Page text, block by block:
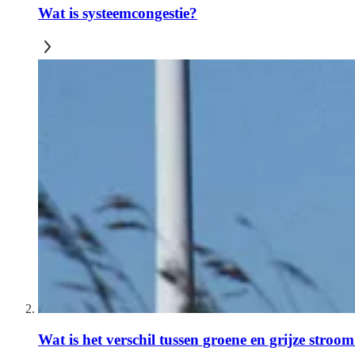
Wat is systeemcongestie?
Wat is het verschil tussen groene en grijze